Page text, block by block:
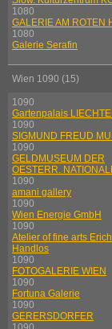
1080
GALERIE AM ROTEN
1080
Galerie Serafin
Wien 1090 (15)
1090
Gartenpalais
1090
SIGMUND FREUD
1090
GELDMUSEUM DER
OESTERR.
1090
amani gallery
1090
Wien Energie GmbH
1090
Atelier of fine arts Erich
Handlos
1090
FOTOGALERIE WIEN
1090
Fortuna Galerie
1090
GERERSDORFER